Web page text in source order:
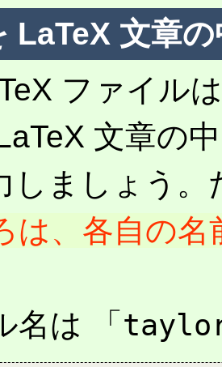
LaTeX 文章
ファイル
文章の
しましょう。
は、各自の
名は 「